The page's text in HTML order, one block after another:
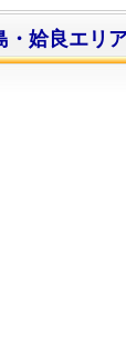
・姶良エリ